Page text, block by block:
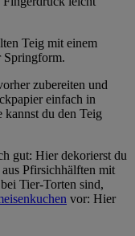
Teig mit einem
Springform.
zubereiten und
einfach in
kannst du den Teig
gut: Hier dekorierst du
Pfirsichhälften mit
Tier-Torten sind,
vor: Hier